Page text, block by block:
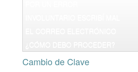
Cambio de Clave